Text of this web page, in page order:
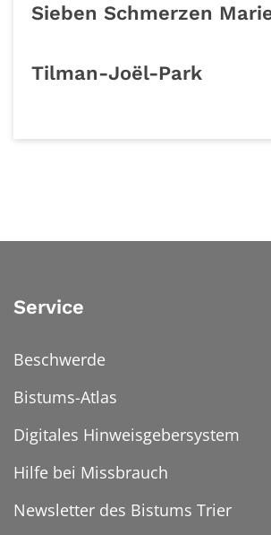
Sieben Schmerzen
Tilman-Joël-Park
Service
Beschwerde
Bistums-Atlas
Digitales Hinweisgebersystem
Hilfe bei Missbrauch
Newsletter des Bistums Trier